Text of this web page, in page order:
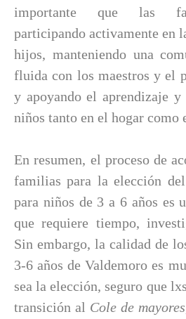
importante que las
participando activamente en
hijos, manteniendo una
fluida con los maestros y el
y apoyando el aprendizaje
niños tanto en el hogar como
En resumen, el proceso de
familias para la elección
para niños de 3 a 6 años es
que requiere tiempo,
Sin embargo, la calidad de
3-6 años de Valdemoro es
sea la elección, seguro que
transición al Cole de